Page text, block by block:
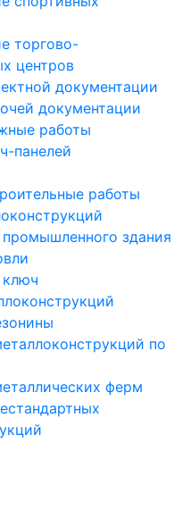
торгово-
центров
документации
документации
работы
панелей
работы
здания
по
ферм